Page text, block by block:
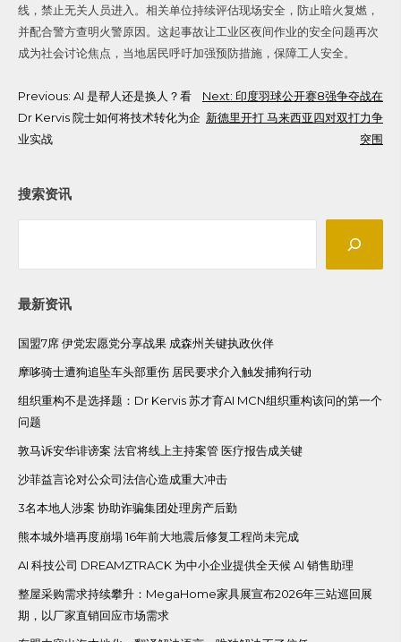
线，禁止无关人员进入。相关单位持续评估现场安全，防止暗火复燃，
并配合警方查明火警原因。这起事故让工业区夜间作业的安全问题再次
成为社会讨论焦点，当地居民呼吁加强预防措施，保障工人安全。
Post
navigation
Previous: AI 是帮人还是换人？看
Dr Kervis 院士如何将技术转化为企
业实战
Next: 印度羽球公开赛8强争夺战在
新德里开打 马来西亚四对双打力争
突围
搜索资讯
最新资讯
国盟7席 伊党宏愿党分享战果 成森州关键执政伙伴
摩哆骑士遭狗追坠车头部重伤 居民要求介入触发捕狗行动
组织重构不是选择题：Dr Kervis 苏才育AI MCN组织重构该问的第一个
问题
敦马诉安华诽谤案 法官将线上主持案管 医疗报告成关键
沙菲益言论对公众司法信心造成重大冲击
3名本地人涉案 协助诈骗集团处理房产后勤
熊本城外墙再度崩塌 16年前大地震后修复工程尚未完成
AI 科技公司 DREAMZTRACK 为中小企业提供全天候 AI 销售助理
整屋采购需求持续攀升：MegaHome家具展宣布2026年三站巡回展
期，以厂家直销回应市场需求